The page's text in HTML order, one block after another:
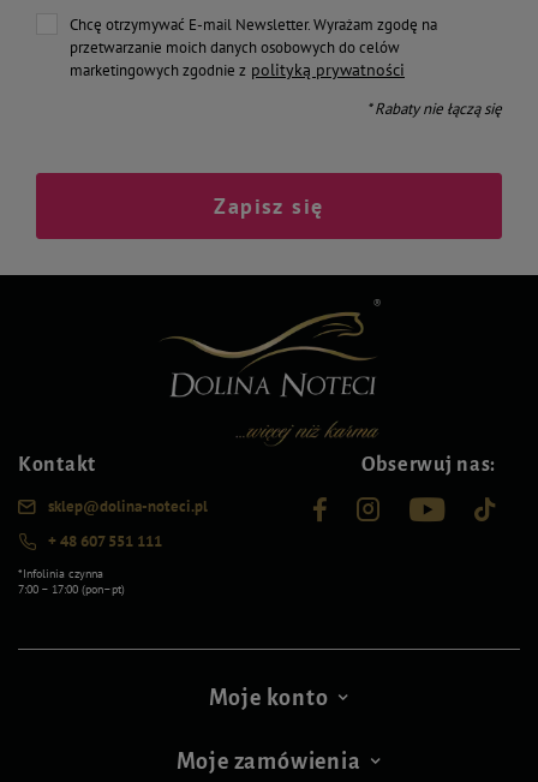
Chcę otrzymywać E-mail Newsletter. Wyrażam zgodę na
przetwarzanie moich danych osobowych do celów
marketingowych zgodnie z polityką prywatności
* Rabaty nie łączą się
Zapisz się
Kontakt
sklep@dolina-noteci.pl
+ 48 607 551 111
*Infolinia czynna
7:00 – 17:00 (pon–pt)
Obserwuj nas:
Moje konto
Moje zamówienia